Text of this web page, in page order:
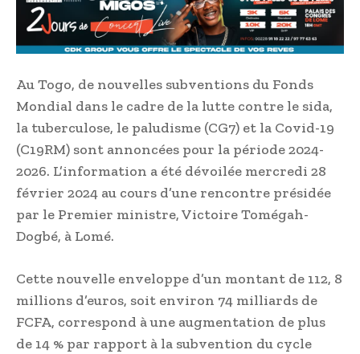
Au Togo, de nouvelles subventions du Fonds
Mondial dans le cadre de la lutte contre le sida,
la tuberculose, le paludisme (CG7) et la Covid-19
(C19RM) sont annoncées pour la période 2024-
2026. L’information a été dévoilée mercredi 28
février 2024 au cours d’une rencontre présidée
par le Premier ministre, Victoire Tomégah-
Dogbé, à Lomé.
Cette nouvelle enveloppe d’un montant de 112, 8
millions d’euros, soit environ 74 milliards de
FCFA, correspond à une augmentation de plus
de 14 % par rapport à la subvention du cycle